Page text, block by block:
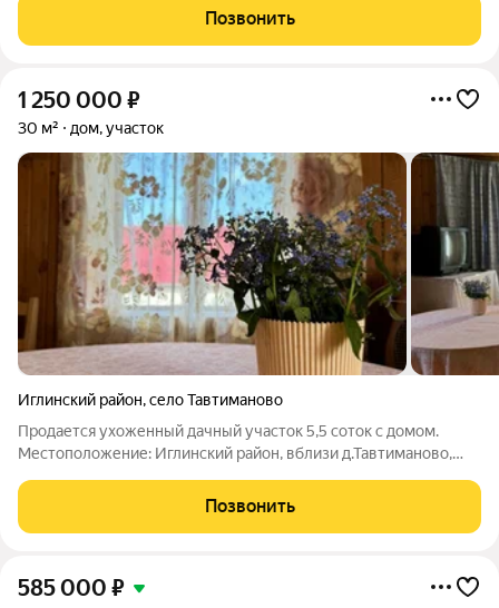
кв.м., земля 20 соток, ИЖС. Дом из качественного сибирского
бруса -
Позвонить
1 250 000 ₽
30 м² дом, участок
Иглинский район,село Тавтиманово
Продается ухоженный дачный участок 5,5 соток с домом.
Местоположение: Иглинский район, вблизи д.Тавтиманово,
из села Иглино. Участок расположен на второй улице от входа
в садовое товарищество,
Позвонить
585 000 ₽